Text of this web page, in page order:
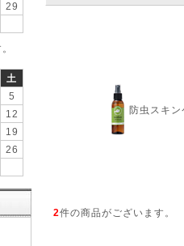
29
土
5
12
19
26
防虫スキ
2件の商品がございます。